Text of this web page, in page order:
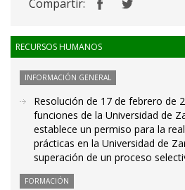
Compartir:
RECURSOS HUMANOS
INFORMACIÓN GENERAL
Resolución de 17 de febrero de
funciones de la Universidad de
establece un permiso para la
prácticas en la Universidad de
superación de un proceso
FORMACIÓN